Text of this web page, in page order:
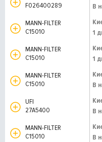
F026400289
В
MANN-FILTER
C15010
1
MANN-FILTER
C15010
1
MANN-FILTER
C15010
В
UFI
27A5400
В
MANN-FILTER
C15010
В